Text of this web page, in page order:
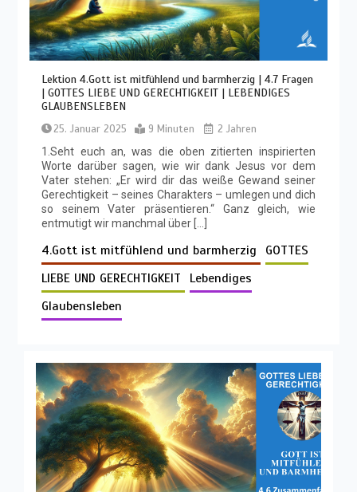
Lektion 4.Gott ist mitfühlend und barmherzig | 4.7 Fragen
| GOTTES LIEBE UND GERECHTIGKEIT | LEBENDIGES
GLAUBENSLEBEN
25. Januar 2025 9 Minuten
2 Jahren
1.Seht euch an, was die oben zitierten inspirierten
Worte darüber sagen, wie wir dank Jesus vor dem
Vater stehen: „Er wird dir das weiße Gewand seiner
Gerechtigkeit – seines Charakters – umlegen und dich
so seinem Vater präsentieren.“ Ganz gleich, wie
entmutigt wir manchmal über […]
4.Gott ist mitfühlend und barmherzig
GOTTES
LIEBE UND GERECHTIGKEIT
Lebendiges
Glaubensleben